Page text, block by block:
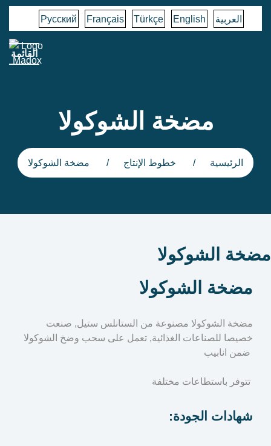
العربية English
Türkçe
Français
Русский
القائمة
مضخة الشوكولا
الرئيسية خطوط الإنتاج مضخة الشوكولا
مضخة الشوكولا
مضخة الشوكولا
مضخة الشوكولا مصنوعة من الستانلس ستيل, صنعت
خصيصا للصناعات الغذائية, تعمل على سحب وضخ الشوكولا
شهادات الجودة: